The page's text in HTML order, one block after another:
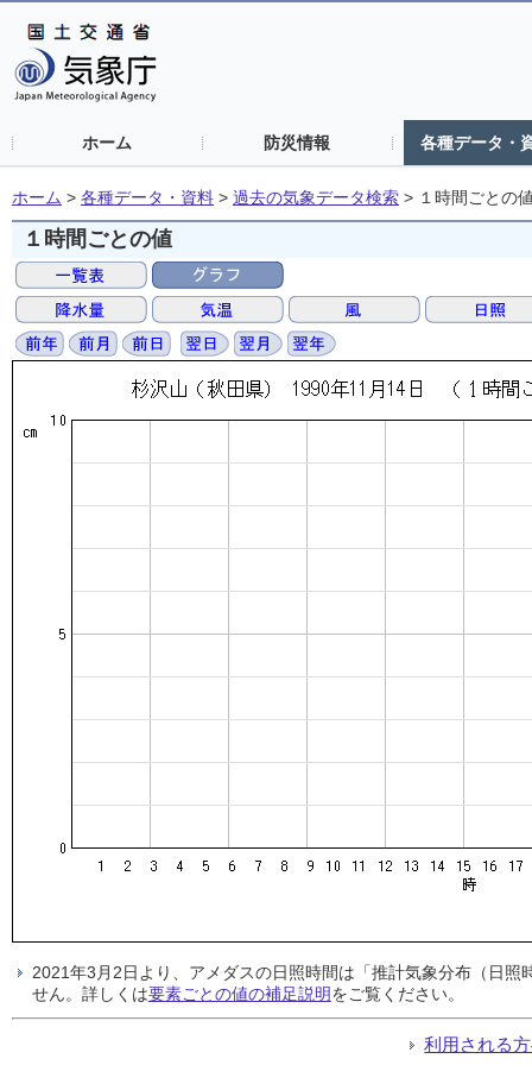
ホーム 防災情報 各種データ・
ホーム > 各種データ・資料 > 過去の気象データ検索 > １時間ごとの
１時間ごとの値
2021年3月2日より、アメダスの日照時間は「推計気象分布（日
せん。詳しくは要素ごとの値の補足説明をご覧ください。
利用される